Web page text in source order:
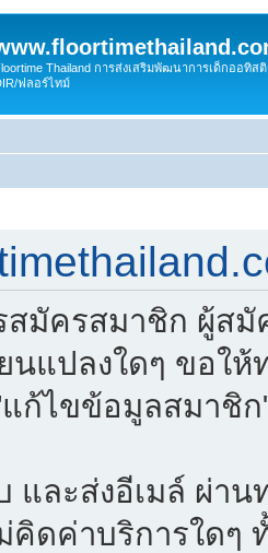
Thailand การส่งเสริมพัฒนาการเด็กออทิ
ฟลอร์ไทม์
มัครสมาชิก ผู้สมั
นแปลงใดๆ ขอใ
ก้ไขข้อมูลสมาชิก
และส่งอีเมล์ ผ่า
คิดค่าบริการใดๆ